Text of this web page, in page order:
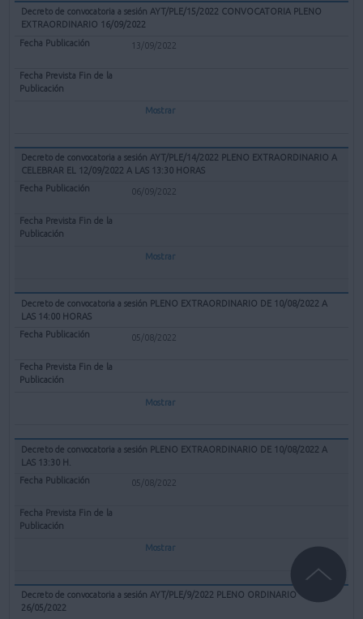
Decreto de convocatoria a sesión AYT/PLE/15/2022 CONVOCATORIA PLENO
EXTRAORDINARIO 16/09/2022
13/09/2022
Mostrar
Decreto de convocatoria a sesión AYT/PLE/14/2022 PLENO EXTRAORDINARIO A
CELEBRAR EL 12/09/2022 A LAS 13:30 HORAS
06/09/2022
Mostrar
Decreto de convocatoria a sesión PLENO EXTRAORDINARIO DE 10/08/2022 A
LAS 14:00 HORAS
05/08/2022
Mostrar
Decreto de convocatoria a sesión PLENO EXTRAORDINARIO DE 10/08/2022 A
LAS 13:30 H.
05/08/2022
Mostrar
Decreto de convocatoria a sesión AYT/PLE/9/2022 PLENO ORDINARIO
26/05/2022